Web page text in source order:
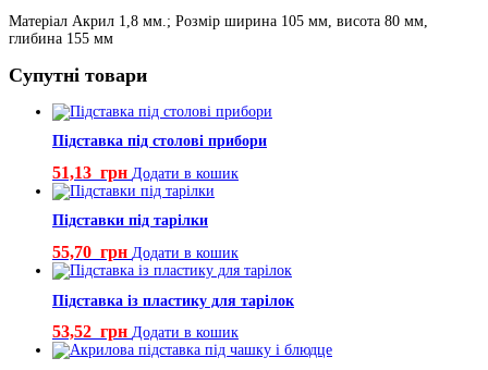
Матеріал Акрил 1,8 мм.; Розмір ширина 105 мм, висота 80 мм,
глибина 155 мм
Супутні товари
Підставка під столові прибори
51,13 грн Додати в кошик
Підставки під тарілки
55,70 грн Додати в кошик
Підставка із пластику для тарілок
53,52 грн Додати в кошик